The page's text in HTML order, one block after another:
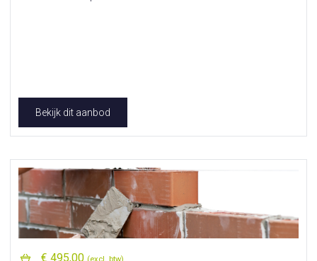
Bekijk dit aanbod
€ 495,00 (excl. btw)